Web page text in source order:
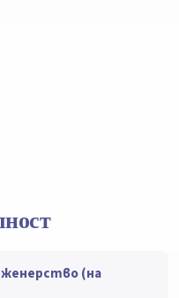
(на